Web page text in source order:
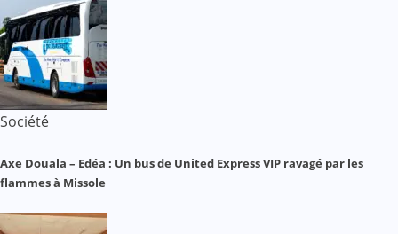
Société
Axe Douala – Edéa : Un bus de United Express VIP ravagé par les
flammes à Missole